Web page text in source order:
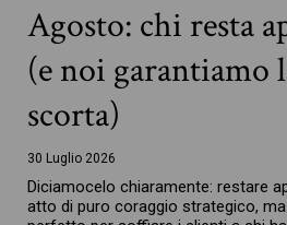
Agosto: chi resta
(e noi garantiamo
scorta)
30 Luglio 2026
Diciamocelo chiaramente: restare
atto di puro coraggio strategico,